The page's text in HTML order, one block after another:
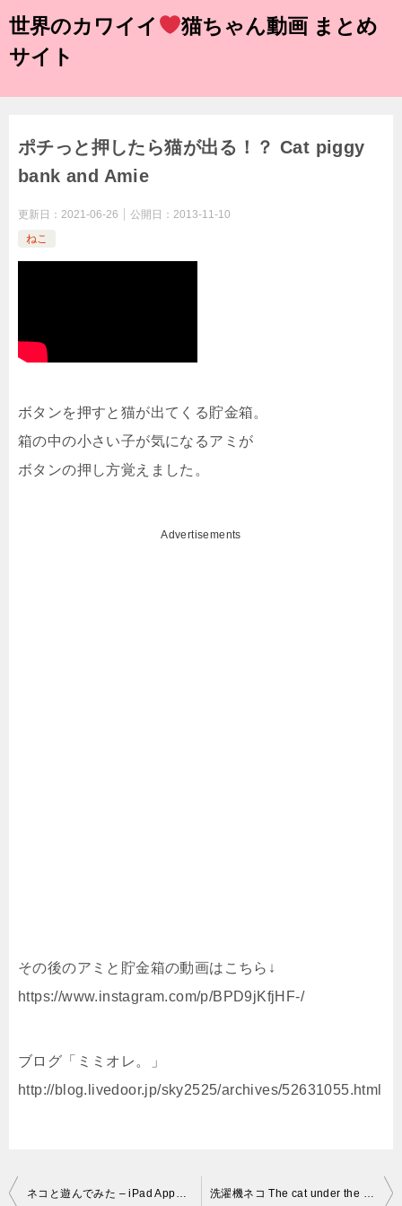
世界のカワイイ
猫ちゃん動画 まとめ
サイト
ポチっと押したら猫が出る！？ Cat piggy
bank and Amie
更新日： 2021-06-26 公開日： 2013-11-10
ねこ
ボタンを押すと猫が出てくる貯金箱。
箱の中の小さい子が気になるアミが
ボタンの押し方覚えました。
Advertisements
その後のアミと貯金箱の動画はこちら↓
https://www.instagram.com/p/BPD9jKfjHF-/
ブログ「ミミオレ。」
http://blog.livedoor.jp/sky2525/archives/52631055.html
投
ネコと遊んでみた – iPad App「Enjoy with Cat」Review 洗濯機ネコ The cat under the washing machine